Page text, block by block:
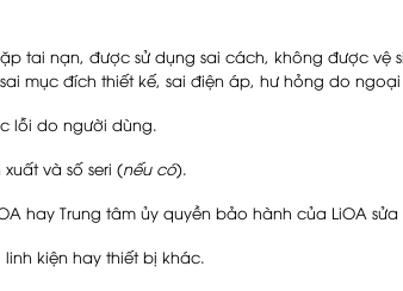
tai nạn, được sử dụng sai cách, không được
mục đích thiết kế, sai điện áp, hư hỏng do
lỗi do người dùng.
và số seri (nếu có).
Trung tâm ủy quyền bảo hành của LiOA
kiện hay thiết bị khác.